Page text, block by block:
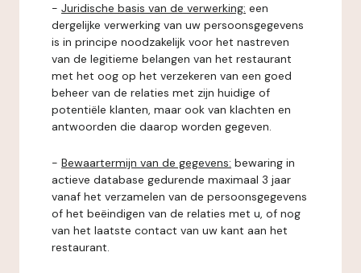
- Juridische basis van de verwerking: een
dergelijke verwerking van uw persoonsgegevens
is in principe noodzakelijk voor het nastreven
van de legitieme belangen van het restaurant
met het oog op het verzekeren van een goed
beheer van de relaties met zijn huidige of
potentiële klanten, maar ook van klachten en
antwoorden die daarop worden gegeven.
- Bewaartermijn van de gegevens: bewaring in
actieve database gedurende maximaal 3 jaar
vanaf het verzamelen van de persoonsgegevens
of het beëindigen van de relaties met u, of nog
van het laatste contact van uw kant aan het
restaurant.